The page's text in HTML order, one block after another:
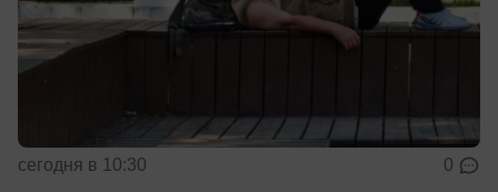
сегодня в 10:30 0